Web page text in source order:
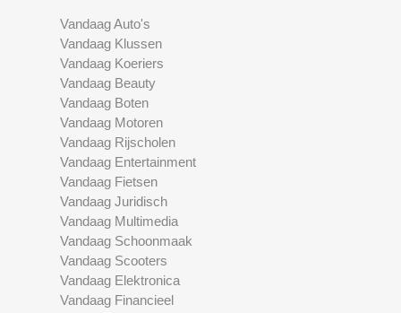
Vandaag Auto's
Vandaag Klussen
Vandaag Koeriers
Vandaag Beauty
Vandaag Boten
Vandaag Motoren
Vandaag Rijscholen
Vandaag Entertainment
Vandaag Fietsen
Vandaag Juridisch
Vandaag Multimedia
Vandaag Schoonmaak
Vandaag Scooters
Vandaag Elektronica
Vandaag Financieel